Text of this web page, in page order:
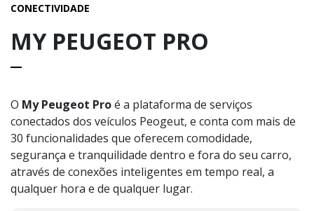
CONECTIVIDADE
MY PEUGEOT PRO
O My Peugeot Proé a plataforma de serviços
conectados dos veículos Peogeut, e conta com mais de
30 funcionalidades que oferecem comodidade,
segurança e tranquilidade dentro e fora do seu carro,
através de conexões inteligentes em tempo real, a
qualquer hora e de qualquer lugar.